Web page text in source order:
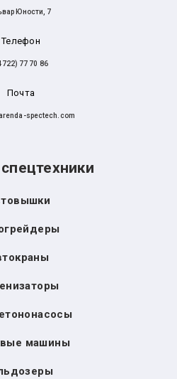
Юности, 7
Телефон
77 70 86
Почта
spectech.com
машины